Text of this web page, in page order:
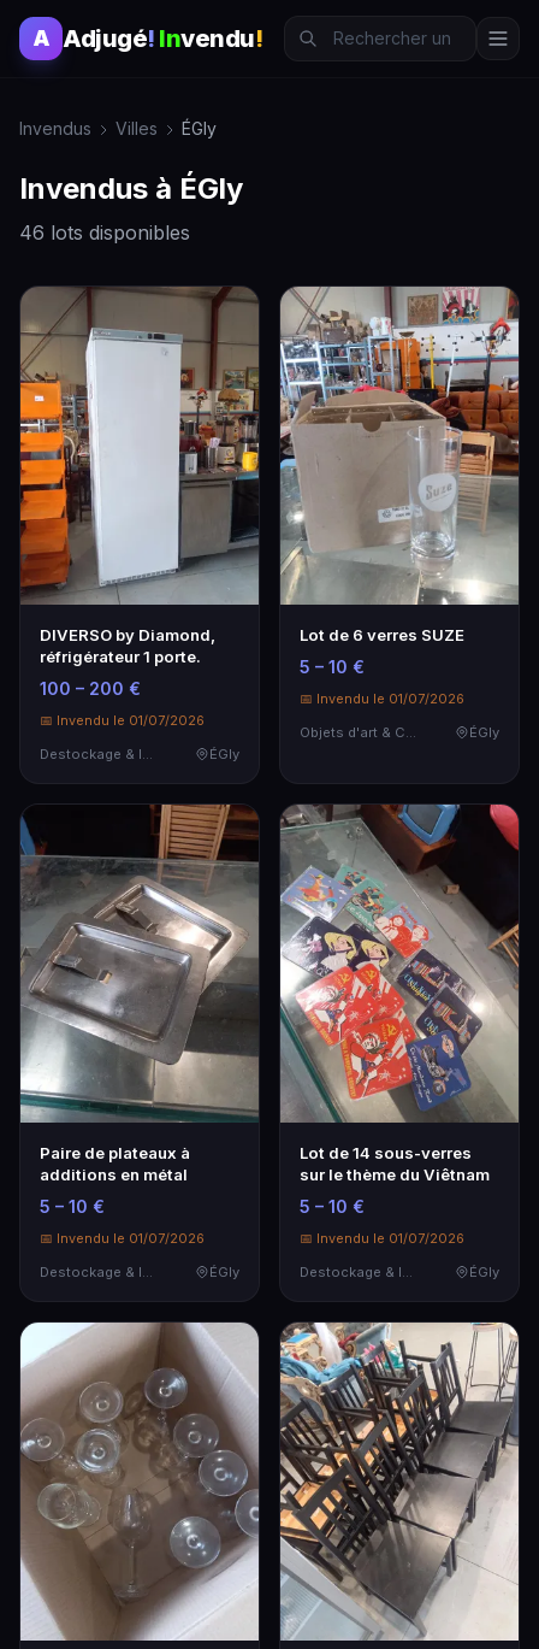
A Adjugé! Invendu!
Invendus Villes ÉGly
Invendus à ÉGly
46 lots disponibles
DIVERSO by Diamond,
réfrigérateur 1 porte.
100 – 200 €
📅 Invendu le 01/07/2026
Destockage & Invendus
ÉGly
Lot de 6 verres SUZE
5 – 10 €
📅 Invendu le 01/07/2026
Objets d'art & Curiosités
ÉGly
Paire de plateaux à
additions en métal
5 – 10 €
📅 Invendu le 01/07/2026
Destockage & Invendus
ÉGly
Lot de 14 sous-verres
sur le thème du Viêtnam
5 – 10 €
📅 Invendu le 01/07/2026
Destockage & Invendus
ÉGly